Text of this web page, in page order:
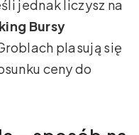
jednak liczysz na
Bursy
plasują się
ceny do